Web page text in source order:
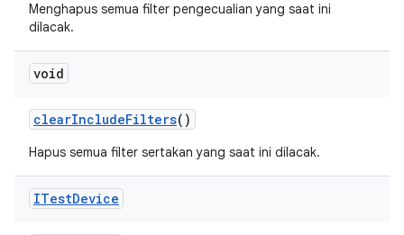
Menghapus semua filter pengecualian yang saat ini
dilacak.
void
clearIncludeFilters()
Hapus semua filter sertakan yang saat ini dilacak.
ITestDevice